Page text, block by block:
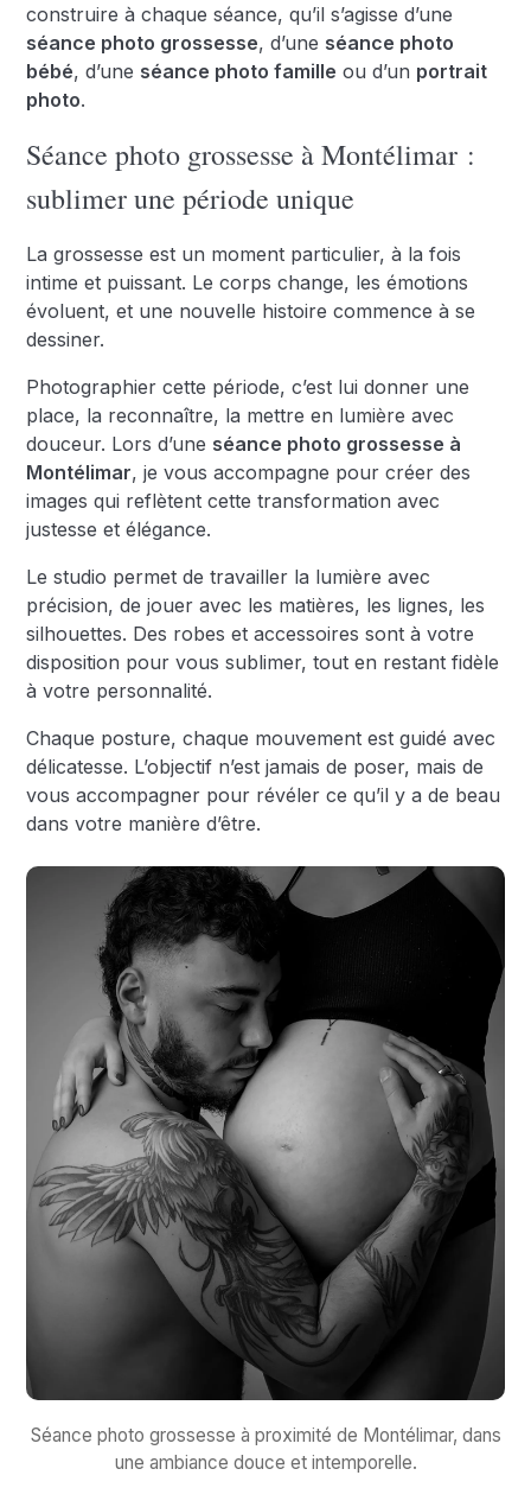
construire à chaque séance, qu’il s’agisse d’une
séance photo grossesse, d’une séance photo
bébé, d’une séance photo famille ou d’un portrait
photo.
Séance photo grossesse à Montélimar :
sublimer une période unique
La grossesse est un moment particulier, à la fois
intime et puissant. Le corps change, les émotions
évoluent, et une nouvelle histoire commence à se
dessiner.
Photographier cette période, c’est lui donner une
place, la reconnaître, la mettre en lumière avec
douceur. Lors d’une séance photo grossesse à
Montélimar, je vous accompagne pour créer des
images qui reflètent cette transformation avec
justesse et élégance.
Le studio permet de travailler la lumière avec
précision, de jouer avec les matières, les lignes, les
silhouettes. Des robes et accessoires sont à votre
disposition pour vous sublimer, tout en restant fidèle
à votre personnalité.
Chaque posture, chaque mouvement est guidé avec
délicatesse. L’objectif n’est jamais de poser, mais de
vous accompagner pour révéler ce qu’il y a de beau
dans votre manière d’être.
Séance photo grossesse à proximité de Montélimar, dans
une ambiance douce et intemporelle.